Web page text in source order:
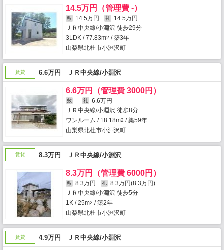
14.5万円（管理費 -）
敷 14.5万円 礼
14.5万円
ＪＲ中央線/小淵沢 徒歩29分
3LDK / 77.83m2 / 築3年
山梨県北杜市小淵沢町
賃貸 6.6万円 ＪＲ中央線/小淵沢
6.6万円（管理費 3000円）
敷 - 礼
6.6万円
ＪＲ中央線/小淵沢 徒歩8分
ワンルーム / 18.18m2 / 築59年
山梨県北杜市小淵沢町
賃貸 8.3万円 ＪＲ中央線/小淵沢
8.3万円（管理費 6000円）
敷 8.3万円 礼
8.3万円(8.3万円)
ＪＲ中央線/小淵沢 徒歩5分
1K / 25m2 / 築2年
山梨県北杜市小淵沢町
賃貸 4.9万円 ＪＲ中央線/小淵沢